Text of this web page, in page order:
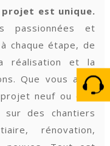
projet est unique.
passionnées et
chaque étape, de
réalisation et la
Que vous ayez
neuf ou d’un
sur des chantiers
rénovation,